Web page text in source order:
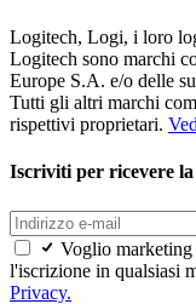
Logitech, Logi, i loro
Logitech sono marchi
Europe S.A. e/o delle
Tutti gli altri marchi
rispettivi proprietari.
Iscriviti per ricevere la
Voglio marketing
l'iscrizione in qualsiasi
Privacy.